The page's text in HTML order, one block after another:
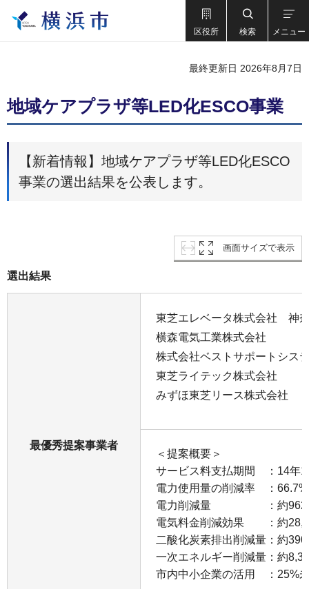
区役所 検索 メニュー
最終更新日 2026年8月7日
地域ケアプラザ等LED化ESCO事業
【新着情報】地域ケアプラザ等LED化ESCO
事業の選出結果を公表します。
画面サイズで表示
選出結果
最優秀提案事業者
東芝エレベータ株式会社 神
横森電気工業株式会社
株式会社ベストサポートシス
東芝ライテック株式会社
みずほ東芝リース株式会社
＜提案概要＞
サービス料支払期間 ：14年
電力使用量の削減率 ：
電力削減量 ：約
電気料金削減効果 ：約
二酸化炭素排出削減量：約
一次エネルギー削減量：約
市内中小企業の活用 ：25%